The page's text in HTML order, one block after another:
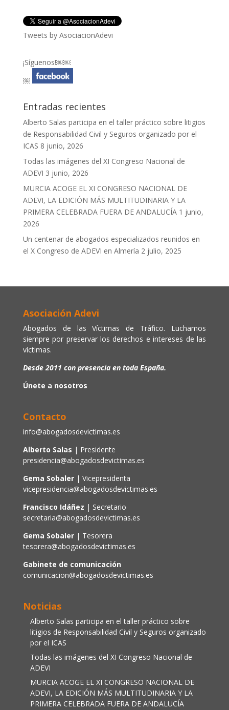
Tweets by AsociacionAdevi
¡Síguenos!￼￼
￼
Entradas recientes
Alberto Salas participa en el taller práctico sobre litigios
de Responsabilidad Civil y Seguros organizado por el
ICAS 8 junio, 2026
Todas las imágenes del XI Congreso Nacional de
ADEVI 3 junio, 2026
MURCIA ACOGE EL XI CONGRESO NACIONAL DE
ADEVI, LA EDICIÓN MÁS MULTITUDINARIA Y LA
PRIMERA CELEBRADA FUERA DE ANDALUCÍA 1 junio,
2026
Un centenar de abogados especializados reunidos en
el X Congreso de ADEVI en Almería 2 julio, 2025
Asociación Adevi
Abogados de las Víctimas de Tráfico. Luchamos
siempre por preservar los derechos e intereses de las
víctimas.
Desde 2011 con presencia en toda España.
Únete a nosotros
Contacto
info@abogadosdevictimas.es
Alberto Salas | Presidente
presidencia@abogadosdevictimas.es
Gema Sobaler | Vicepresidenta
vicepresidencia@abogadosdevictimas.es
Francisco Idáñez | Secretario
secretaria@abogadosdevictimas.es
Gema Sobaler| Tesorera
tesorera@abogadosdevictimas.es
Gabinete de comunicación
comunicacion@abogadosdevictimas.es
Noticias
Alberto Salas participa en el taller práctico sobre
litigios de Responsabilidad Civil y Seguros organizado
por el ICAS
Todas las imágenes del XI Congreso Nacional de
ADEVI
MURCIA ACOGE EL XI CONGRESO NACIONAL DE
ADEVI, LA EDICIÓN MÁS MULTITUDINARIA Y LA
PRIMERA CELEBRADA FUERA DE ANDALUCÍA